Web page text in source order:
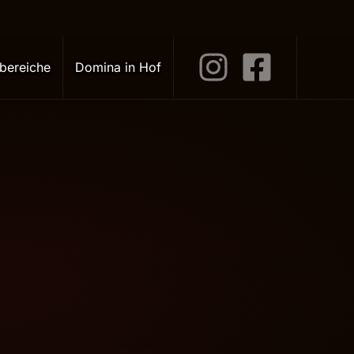
Domina in Hof